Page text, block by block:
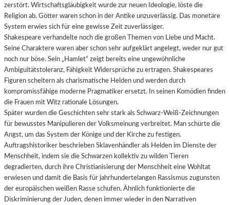
zerstört. Wirtschaftsgläubigkeit wurde zur neuen Ideologie, löste die
Religion ab. Götter waren schon in der Antike unzuverlässig. Das monetäre
System erwies sich für eine gewisse Zeit zuverlässiger.
Shakespeare verhandelte noch die großen Themen von Liebe und Macht.
Seine Charaktere waren aber schon sehr aufgeklärt angelegt, weder nur gut
noch nur böse. Sein „Hamlet“ zeigt bereits eine ungewöhnliche
Ambiguitätstoleranz, Fähigkeit Widersprüche zu ertragen. Shakespeares
Figuren scheitern als charismatische Helden und werden durch
kompromissfähige moderne Pragmatiker ersetzt. In seinen Komödien finden
die Frauen mit Witz rationale Lösungen.
Später wurden die Geschichten sehr stark als Schwarz-Weiß-Zeichnungen
für bewusstes Manipulieren der Volksmeinung verbreitet. Man schürte die
Angst, um das System der Könige und der Kirche zu festigen.
Auftragshistoriker beschrieben Sklavenhändler als Helden im Dienste der
Menschheit, indem sie die Schwarzen kollektiv zu wilden Tieren
degradierten, durch ihre Christianisierung der Menschheit eine Wohltat
erwiesen und damit die Basis für jahrhundertelangen Rassismus zugunsten
der europäischen weißen Rasse schufen. Ähnlich funktionierte die
Diskriminierung der Juden, denen immer wieder in den Narrativen